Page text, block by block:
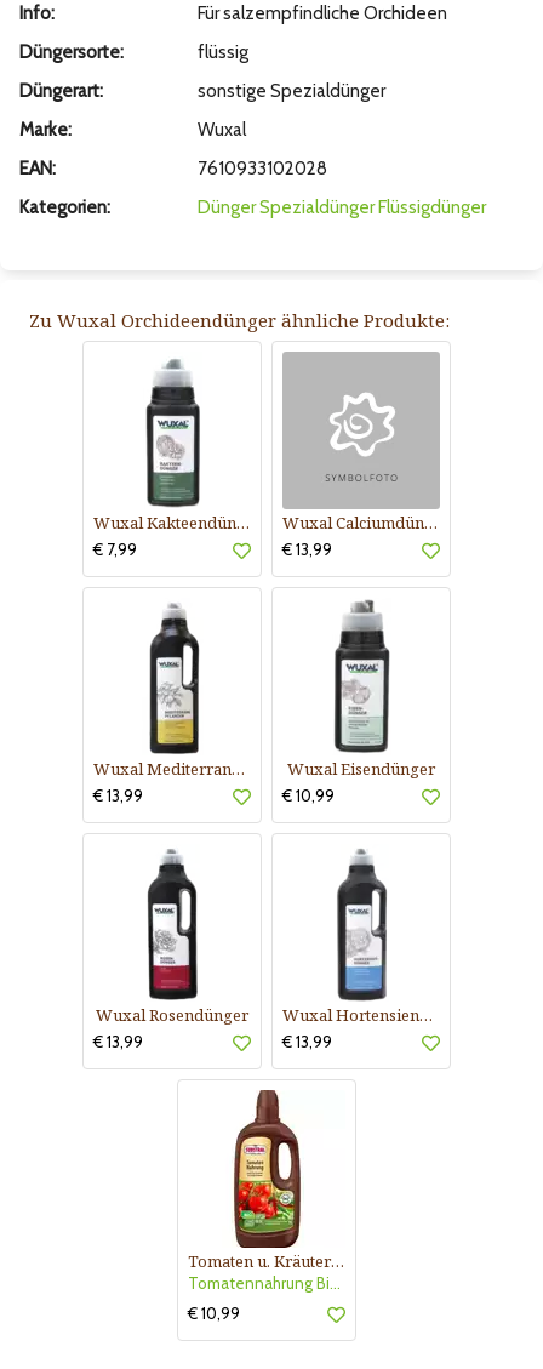
Info:
Für salzempfindliche Orchideen
Düngersorte:
flüssig
Düngerart:
sonstige Spezialdünger
Marke:
Wuxal
EAN:
7610933102028
Kategorien:
DüngerSpezialdünger Flüssigdünger
Zu Wuxal Orchideendünger ähnliche Produkte:
Wuxal Kakteendünger
€ 7,99
Wuxal Calciumdünger
€ 13,99
Wuxal Mediterrane Pflanzen
€ 13,99
Wuxal Eisendünger
€ 10,99
Wuxal Rosendünger
€ 13,99
Wuxal Hortensiendünger
€ 13,99
Tomaten u. Kräuter Nahrung Bio
Tomatennahrung Bio Substral
€ 10,99